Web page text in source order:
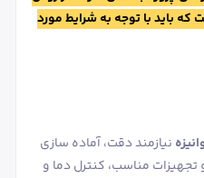
باید با توجه به شرایط مورد
نیازمند دقت، آماده‌ سازی
مناسب، کنترل دما و